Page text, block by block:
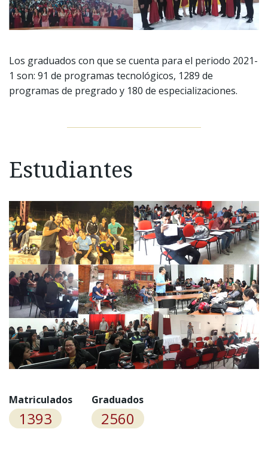
Los graduados con que se cuenta para el periodo 2021-
1 son: 91 de programas tecnológicos, 1289 de
programas de pregrado y 180 de especializaciones.
Estudiantes
Matriculados
1393
Graduados
2560